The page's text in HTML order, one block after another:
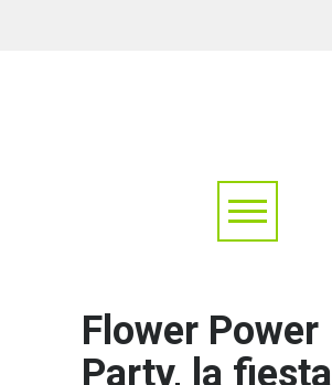
Flower Power
Party, la fiesta